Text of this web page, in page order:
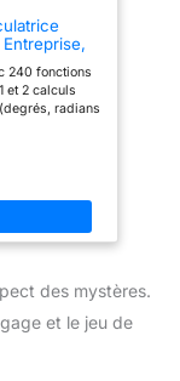
240 fonctions
et 2 calculs
radians
résultats.
Touches
Une boîte de
côtés de la
des mystères.
et le jeu de